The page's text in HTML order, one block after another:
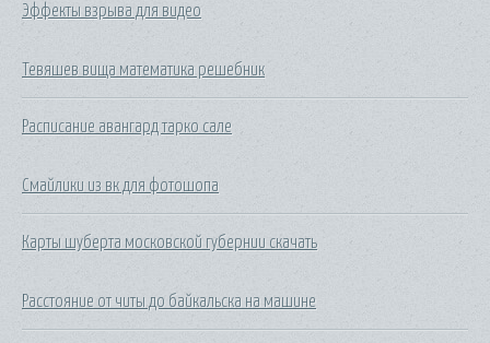
Эффекты взрыва для видео
Тевяшев вища математика решебник
Расписание авангард тарко сале
Смайлики из вк для фотошопа
Карты шуберта московской губернии скачать
Расстояние от читы до байкальска на машине